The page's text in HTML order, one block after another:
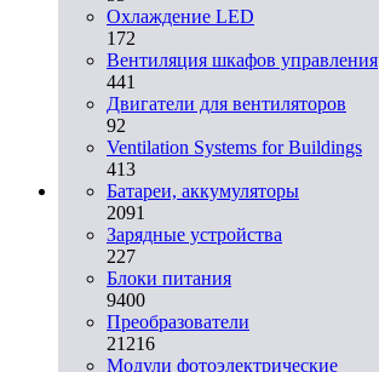
Охлаждение LED
172
Вентиляция шкафов управления
441
Двигатели для вентиляторов
92
Ventilation Systems for Buildings
413
Батареи, аккумуляторы
2091
Зарядные устройства
227
Блоки питания
9400
Преобразователи
21216
Модули фотоэлектрические